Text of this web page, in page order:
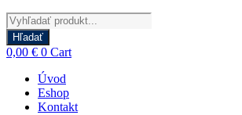
Products
search
Hľadať
0,00 € 0 Cart
Úvod
Eshop
Kontakt